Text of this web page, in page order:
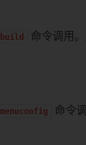
build 命令调用
menuconfig 命令